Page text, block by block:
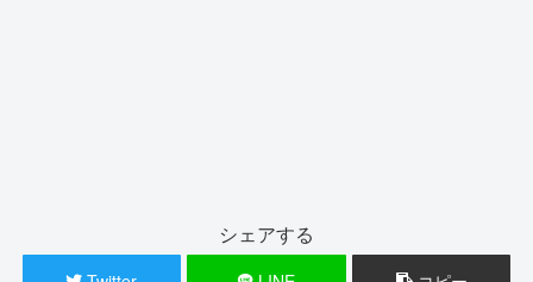
シェアする